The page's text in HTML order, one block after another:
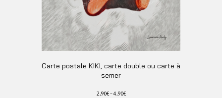
Carte postale KIKI, carte double ou carte à
semer
2,90€–4,90€